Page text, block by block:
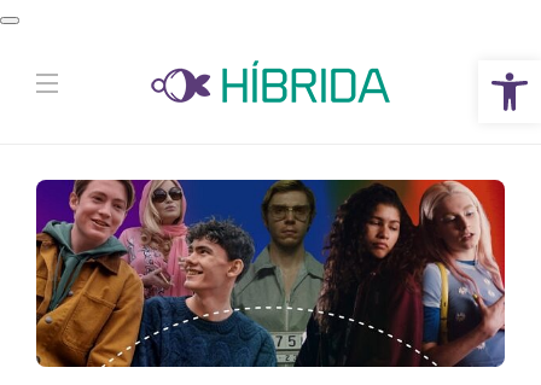
Abrir a barra de ferramentas